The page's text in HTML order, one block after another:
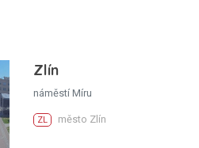
Zlín
náměstí Míru
ZL město Zlín